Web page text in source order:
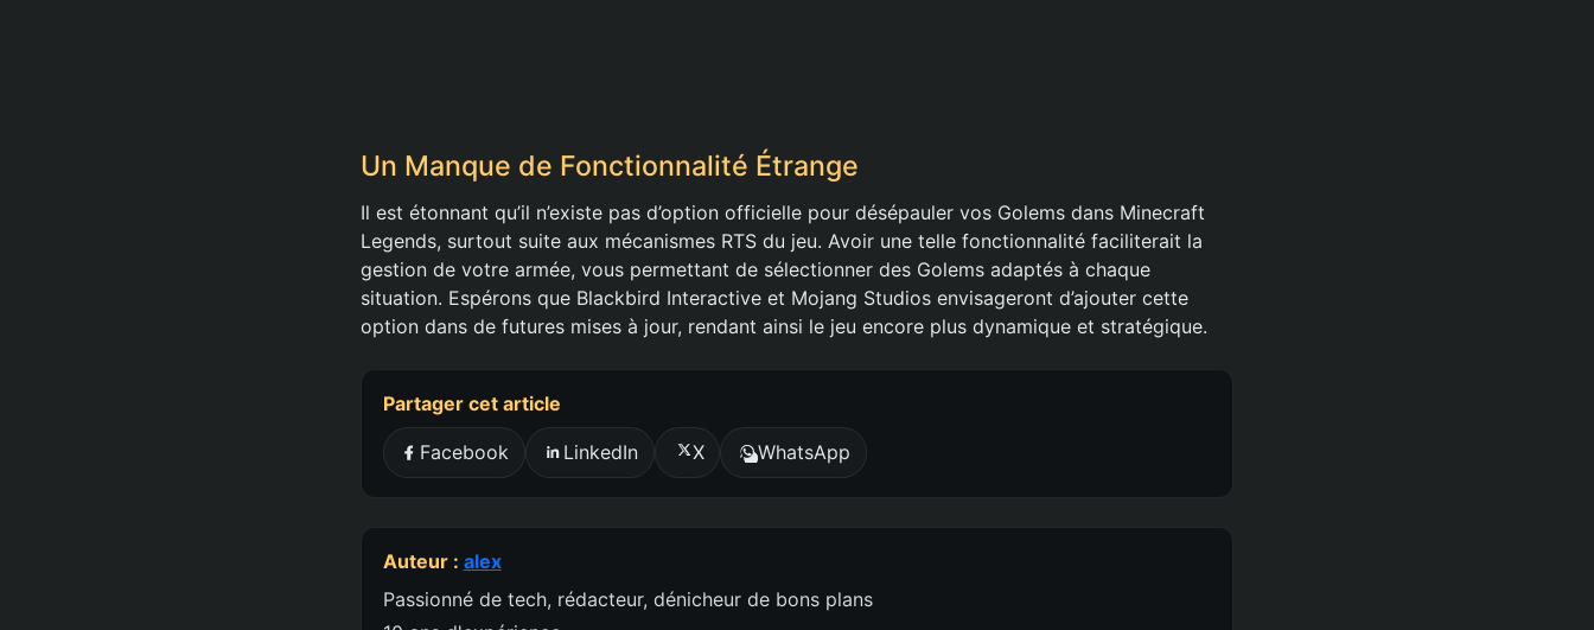
Un Manque de Fonctionnalité Étrange
Il est étonnant qu’il n’existe pas d’option officielle pour désépauler vos Golems dans Minecraft
Legends, surtout suite aux mécanismes RTS du jeu. Avoir une telle fonctionnalité faciliterait la
gestion de votre armée, vous permettant de sélectionner des Golems adaptés à chaque
situation. Espérons que Blackbird Interactive et Mojang Studios envisageront d’ajouter cette
option dans de futures mises à jour, rendant ainsi le jeu encore plus dynamique et stratégique.
Partager cet article
Facebook LinkedIn X WhatsApp
Auteur : alex
Passionné de tech, rédacteur, dénicheur de bons plans